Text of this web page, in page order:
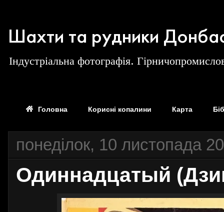
Шахти та рудники
Індустріальна фотографія.
Головна Корисні копалини Карта
понеділок, 10 листопада
Одиннадцатый